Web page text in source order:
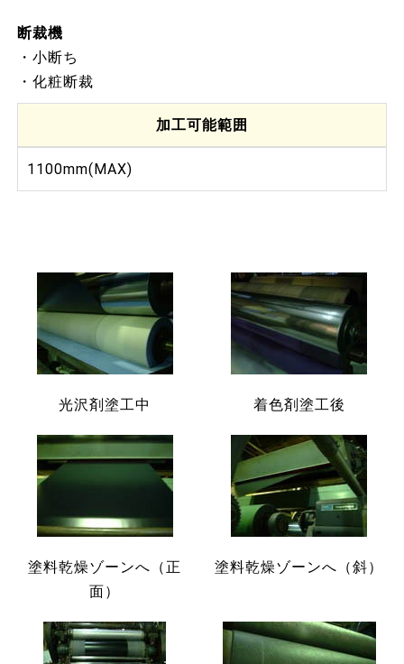
断裁機
・小断ち
・化粧断裁
加工可能範囲
1100mm(MAX)
光沢剤塗工中 着色剤塗工後
塗料乾燥ゾーンへ（正
面）
塗料乾燥ゾーンへ（斜）